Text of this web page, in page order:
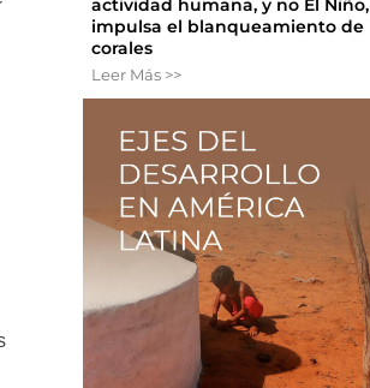
actividad humana, y no El Niño,
impulsa el blanqueamiento de
corales
Leer Más >>